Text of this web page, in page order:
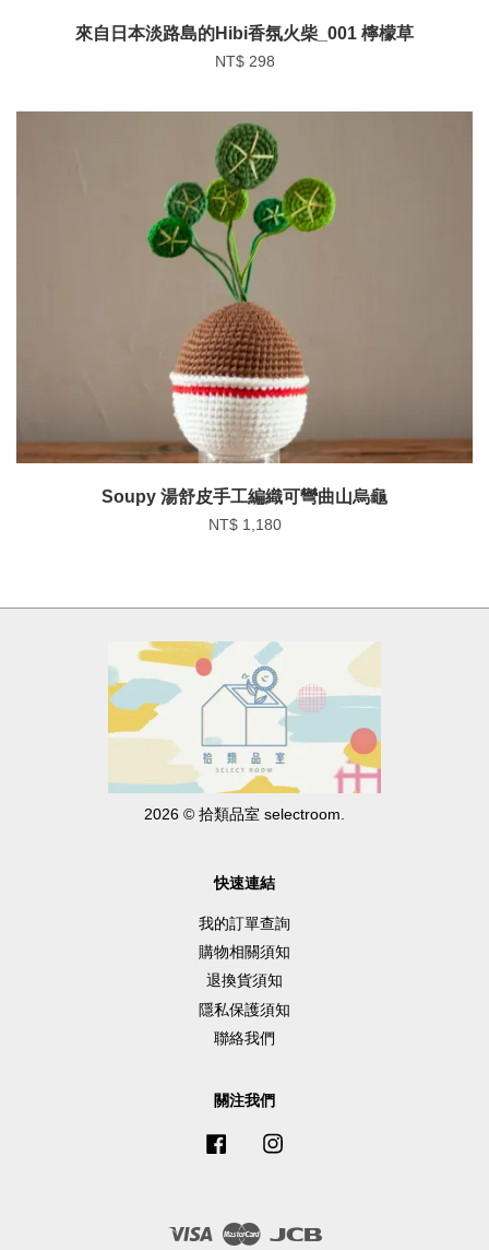
來自日本淡路島的Hibi香氛火柴_001 檸檬草
NT$ 298
Soupy 湯舒皮手工編織可彎曲山烏龜
NT$ 1,180
2026 © 拾類品室 selectroom.
快速連結
我的訂單查詢
購物相關須知
退換貨須知
隱私保護須知
聯絡我們
關注我們
Facebook
Visa Master